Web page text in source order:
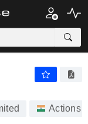
Actions